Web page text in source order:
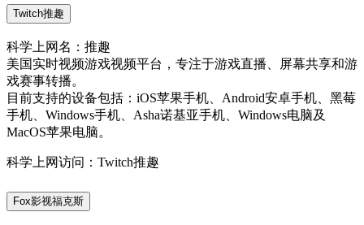
Twitch推趣
科学上网名：推趣
美国实时视频游戏视频平台，专注于游戏直播、屏幕共享和游
戏赛事转播。
目前支持的设备包括：iOS苹果手机、Android安卓手机、黑莓
手机、Windows手机、Asha诺基亚手机、Windows电脑及
MacOS苹果电脑。
科学上网访问：Twitch推趣
Fox影视福克斯